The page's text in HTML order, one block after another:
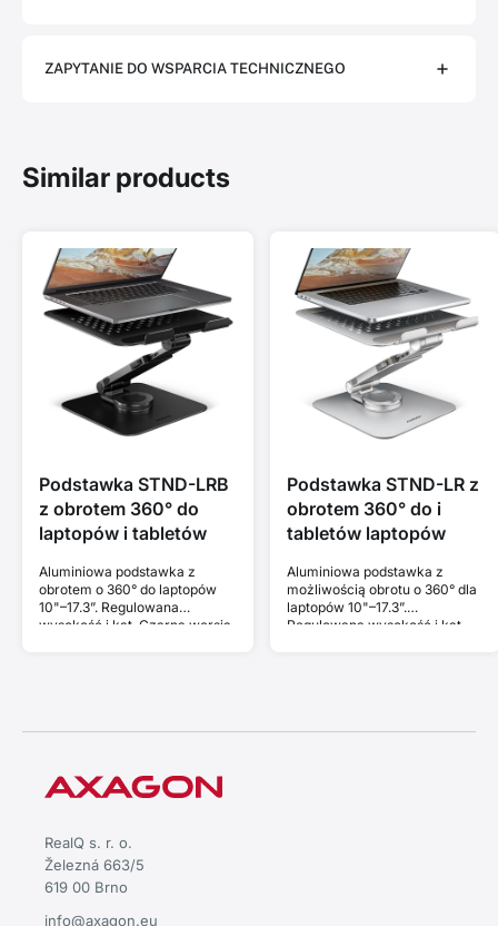
ZAPYTANIE DO WSPARCIA TECHNICZNEGO
Similar products
Podstawka STND-LRB
z obrotem 360° do
laptopów i tabletów
Aluminiowa podstawka z
obrotem o 360° do laptopów
10"–17.3”. Regulowana
wysokość i kąt. Czarna wersja.
Podstawka STND-LR z
obrotem 360° do i
tabletów laptopów
Aluminiowa podstawka z
możliwością obrotu o 360° dla
laptopów 10"–17.3”.
Regulowana wysokość i kąt.
RealQ s. r. o.
Železná 663/5
619 00 Brno
info@axagon.eu